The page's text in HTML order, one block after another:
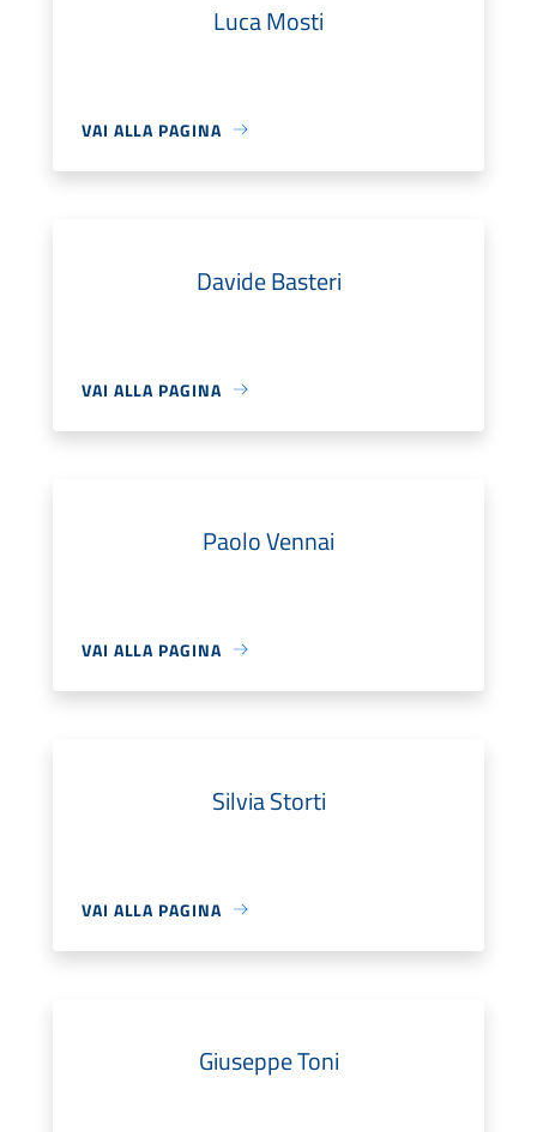
Luca Mosti
VAI ALLA PAGINA
Davide Basteri
VAI ALLA PAGINA
Paolo Vennai
VAI ALLA PAGINA
Silvia Storti
VAI ALLA PAGINA
Giuseppe Toni